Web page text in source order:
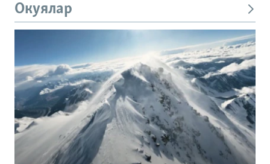
Окуялар